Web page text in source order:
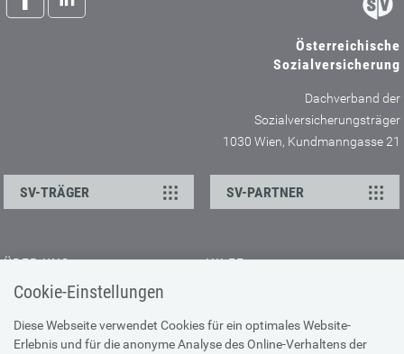
Cookie-Einstellungen
Diese Webseite verwendet Cookies für ein optimales Website-
Erlebnis und für die anonyme Analyse des Online-Verhaltens der
Österreichische
Sozialversicherung
Dachverband der
Sozialversicherungsträger
1030 Wien, Kundmanngasse 21
SV-TRÄGER SV-PARTNER
ÜBER UNS
Kontakt
Offene Stellen
Presse
HILFE
Browser-Info & Sicherheit
Hilfe zur Suche